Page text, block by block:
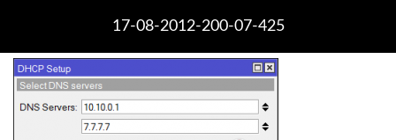
17-08-2012-200-07-425